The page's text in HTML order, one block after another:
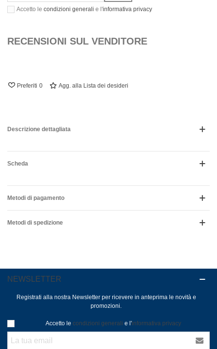
Accetto le condizioni generali e l'informativa privacy
RECENSIONI SUL VENDITORE
Preferiti 0 Agg. alla Lista dei desideri
Descrizione dettagliata
Scheda
Metodi di pagamento
Metodi di spedizione
NEWSLETTER
Registrati alla nostra Newsletter per ricevere in anteprima le novità e
promozioni.
Accetto le condizioni generali e l'informativa privacy